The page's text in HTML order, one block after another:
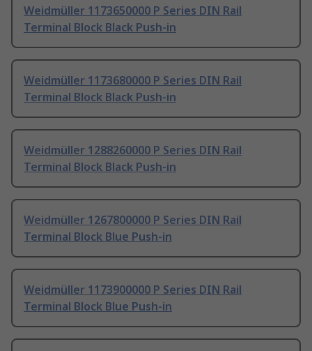
Weidmüller 1173650000 P Series DIN Rail
Terminal Block Black Push-in
Weidmüller 1173680000 P Series DIN Rail
Terminal Block Black Push-in
Weidmüller 1288260000 P Series DIN Rail
Terminal Block Black Push-in
Weidmüller 1267800000 P Series DIN Rail
Terminal Block Blue Push-in
Weidmüller 1173900000 P Series DIN Rail
Terminal Block Blue Push-in